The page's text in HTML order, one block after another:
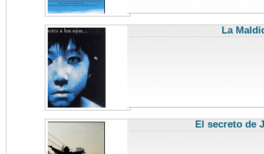
La
El secreto de